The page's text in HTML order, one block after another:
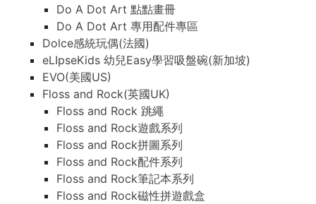
Do A Dot Art 點點畫冊
Do A Dot Art 專用配件專區
Dolce感統玩偶(法國)
eLIpseKids 幼兒Easy學習吸盤碗(新加坡)
EVO(美國US)
Floss and Rock(英國UK)
Floss and Rock 跳繩
Floss and Rock遊戲系列
Floss and Rock拼圖系列
Floss and Rock配件系列
Floss and Rock筆記本系列
Floss and Rock磁性拼遊戲盒